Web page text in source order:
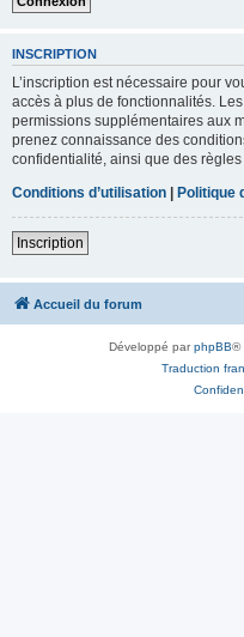
INSCRIPTION
L’inscription est nécessaire pour
accès à plus de fonctionnalités.
permissions supplémentaires aux
prenez connaissance des
confidentialité, ainsi que des
Conditions d’utilisation | Politique
Inscription
Accueil du forum
Développé parphpBB®
Traduction